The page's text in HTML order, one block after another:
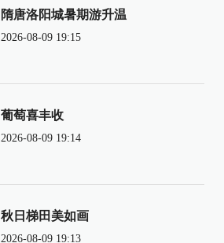
隋唐洛阳城暑期游升温
2026-08-09 19:15
葡萄喜丰收
2026-08-09 19:14
秋日梯田美如画
2026-08-09 19:13